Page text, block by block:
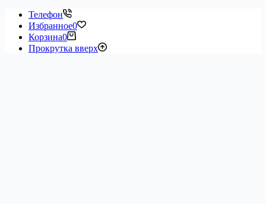
Телефон
Избранное0
Корзина0
Прокрутка вверх